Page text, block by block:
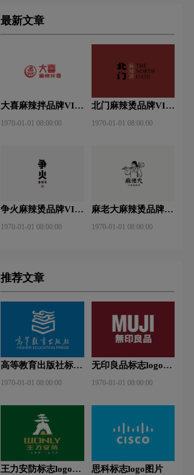
最新文章
大喜麻辣拌品牌VI设
1970-01-01 08:00:00
北门麻辣烫品牌VI设
1970-01-01 08:00:00
争火麻辣烫品牌VI设
1970-01-01 08:00:00
麻老大麻辣烫品牌VI
1970-01-01 08:00:00
推荐文章
高等教育出版社标志
1970-01-01 08:00:00
无印良品标志logo图
1970-01-01 08:00:00
王力安防标志logo图
思科标志logo图片